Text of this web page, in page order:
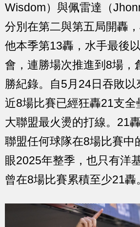
Wisdom）與佩雷達（
分別在第二與第五局開轟
他本季第13轟，水手最後
會，連勝場次推進到8場，
勝紀錄。自5月24日吞敗以
近8場比賽已經狂轟21支全
大聯盟最火燙的打線。21
聯盟任何球隊在8場比賽中
眼2025年整季，也只有洋
曾在8場比賽累積至少21轟